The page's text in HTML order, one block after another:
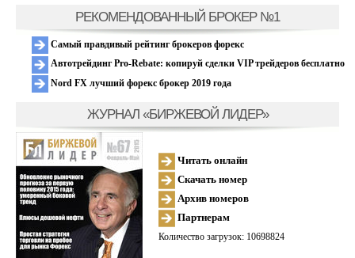
РЕКОМЕНДОВАННЫЙ БРОКЕР №1
Самый правдивый рейтинг брокеров форекс
Автотрейдинг Pro-Rebate: копируй сделки VIP трейдеров бесплатно
Nord FX лучший форекс брокер 2019 года
ЖУРНАЛ «БИРЖЕВОЙ ЛИДЕР»
Читать онлайн
Скачать номер
Архив номеров
Партнерам
Количество загрузок: 10698824